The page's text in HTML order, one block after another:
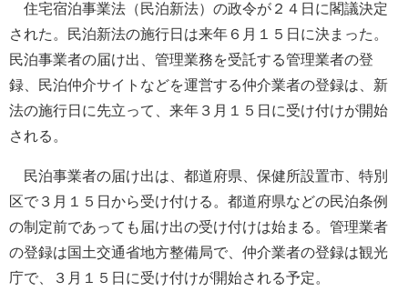
住宅宿泊事業法（民泊新法）の政令が２４日に閣議決定
された。民泊新法の施行日は来年６月１５日に決まった。
民泊事業者の届け出、管理業務を受託する管理業者の登
録、民泊仲介サイトなどを運営する仲介業者の登録は、新
法の施行日に先立って、来年３月１５日に受け付けが開始
される。
民泊事業者の届け出は、都道府県、保健所設置市、特別
区で３月１５日から受け付ける。都道府県などの民泊条例
の制定前であっても届け出の受け付けは始まる。管理業者
の登録は国土交通省地方整備局で、仲介業者の登録は観光
庁で、３月１５日に受け付けが開始される予定。